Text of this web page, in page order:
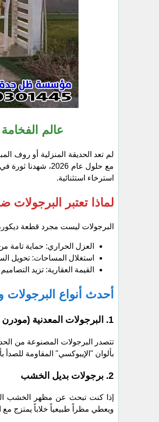
عالم
​لم تعد الحديقة المنزلية أو روف
مع حلول عام
استرخاء استثنائية.
لماذا تعتبر
​البرجولات ليست مجرد قطعة
​العزل الحراري: حماية تامة
​استغلال المساحات: تحويل
​القيمة العقارية: تزيد
أحدث أنواع البرجولات
​1. البرجولات المعدنية (مودرن ستايل)
​تتصدر البرجولات المصنوعة من
بألوان "الإيبوكسي" المقاومة
​2. برجولات بديل الخشب
​إذا كنت تبحث عن مظهر الخشب
ويعطي مظراً طبيعياً خلاباً يمتزج